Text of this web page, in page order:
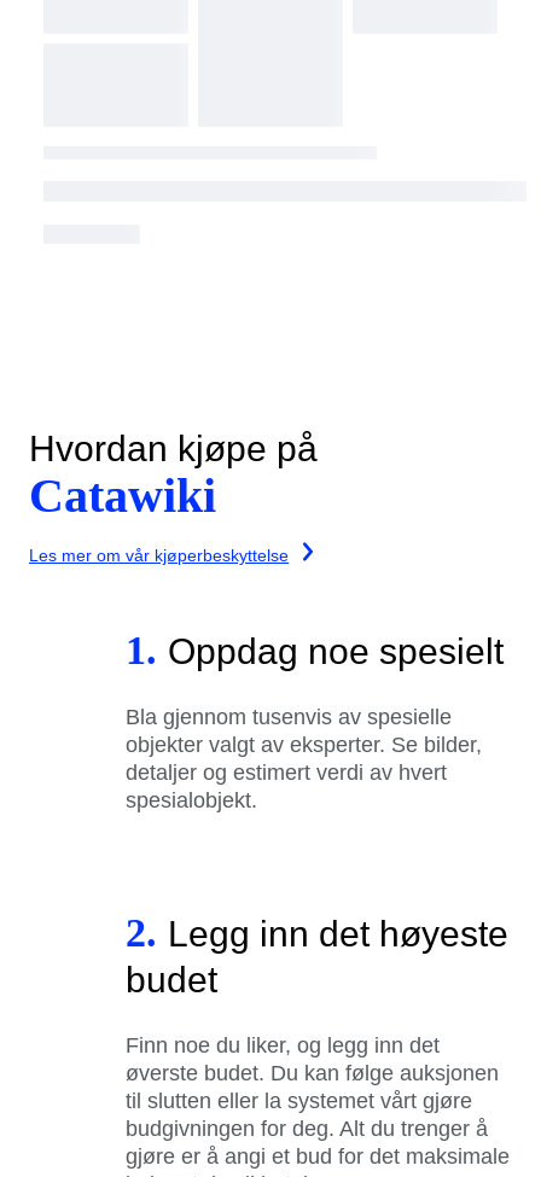
Hvordan kjøpe på
Catawiki
Les mer om vår kjøperbeskyttelse
1. Oppdag noe spesielt
Bla gjennom tusenvis av spesielle
objekter valgt av eksperter. Se bilder,
detaljer og estimert verdi av hvert
spesialobjekt.
2. Legg inn det høyeste
budet
Finn noe du liker, og legg inn det
øverste budet. Du kan følge auksjonen
til slutten eller la systemet vårt gjøre
budgivningen for deg. Alt du trenger å
gjøre er å angi et bud for det maksimale